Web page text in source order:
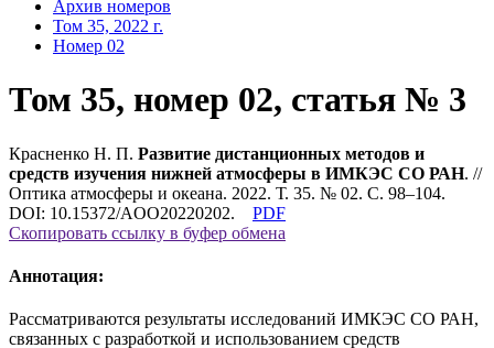
Архив номеров
Том 35, 2022 г.
Номер 02
Том 35, номер 02, статья № 3
Красненко Н. П. Развитие дистанционных методов и
средств изучения нижней атмосферы в ИМКЭС СО РАН. //
Оптика атмосферы и океана. 2022. Т. 35. № 02. С. 98–104.
DOI: 10.15372/AOO20220202.
PDF
Скопировать ссылку в буфер обмена
Аннотация:
Рассматриваются результаты исследований ИМКЭС СО РАН,
связанных с разработкой и использованием средств